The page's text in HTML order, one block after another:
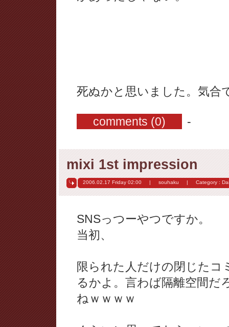
死ぬかと思いました。気合
comments (0) -
mixi 1st impression
2006.02.17 Friday 02:00 | souhaku | Category :
SNSっつーやつですか。
当初、
限られた人だけの閉じた
るかよ。言わば隔離空間だ
ねｗｗｗｗ